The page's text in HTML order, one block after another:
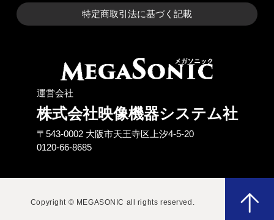
特定商取引法に基づく記載
運営会社
株式会社映像機器システム社
〒543-0002 ⼤阪市天王寺区上汐4-5-20
0120-66-8685
Copyright © MEGASONIC all rights reserved.